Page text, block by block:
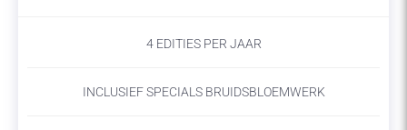
4 EDITIES PER JAAR
INCLUSIEF SPECIALS BRUIDSBLOEMWERK